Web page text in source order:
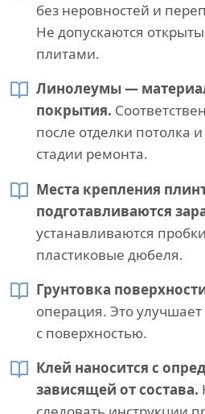
без неровностей и
Не допускаются
плитами.
Линолеумы —
покрытия.
после отделки потолка
стадии ремонта.
Места крепления
подготавливаются
устанавливаются
пластиковые дюбеля.
Грунтовка
операция. Это
с поверхностью.
Клей наносится с
зависящей от состава.